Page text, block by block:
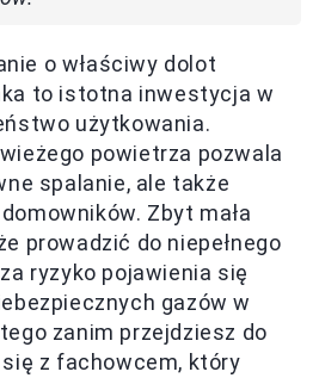
o właściwy dolot
to istotna inwestycja w
użytkowania.
powietrza pozwala
spalanie, ale także
Zbyt mała
prowadzić do niepełnego
ryzyko pojawienia się
gazów w
zanim przejdziesz do
z fachowcem, który